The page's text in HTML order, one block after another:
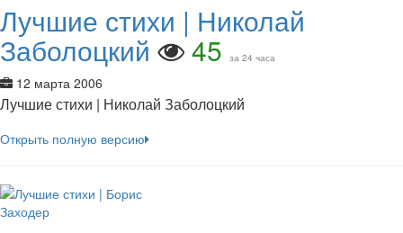
Лучшие стихи | Николай
Заболоцкий 45 за 24 часа
12 марта 2006
Лучшие стихи | Николай Заболоцкий
Открыть полную версию